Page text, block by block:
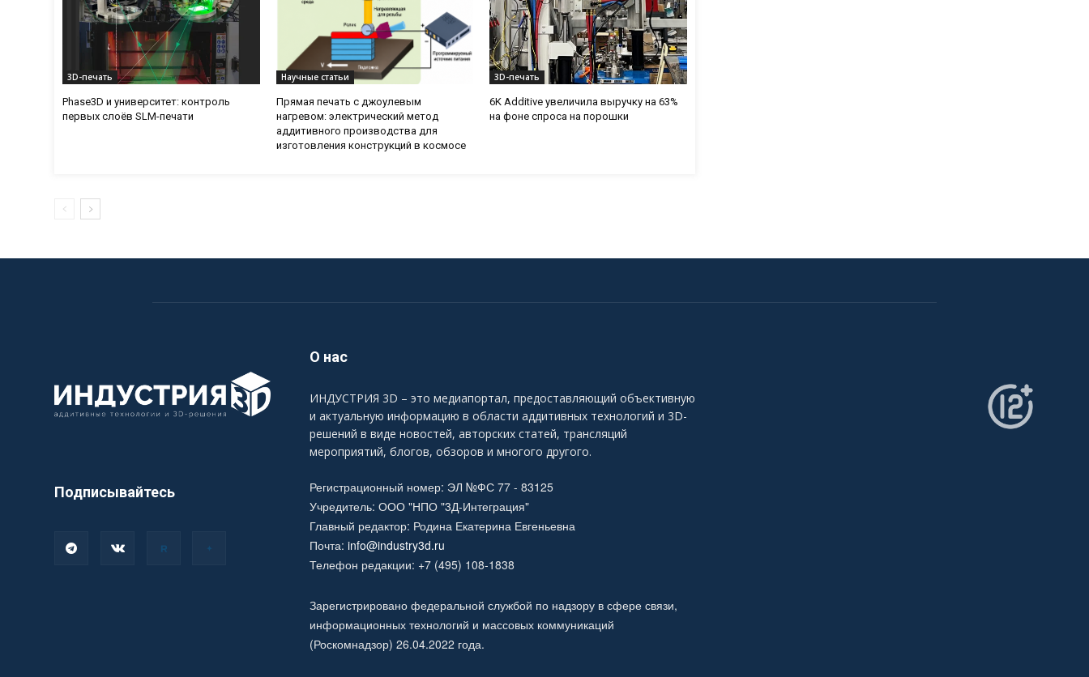
3D-печать
Phase3D и университет: контроль
первых слоёв SLM-печати
Научные статьи
Прямая печать с джоулевым
нагревом: электрический метод
аддитивного производства для
изготовления конструкций в космосе
3D-печать
6K Additive увеличила выручку на 63%
на фоне спроса на порошки
О нас
ИНДУСТРИЯ 3D – это медиапортал, предоставляющий объективную
и актуальную информацию в области аддитивных технологий и 3D-
решений в виде новостей, авторских статей, трансляций
мероприятий, блогов, обзоров и многого другого.
Подписывайтесь
Регистрационный номер: ЭЛ №ФС 77 - 83125
Учредитель: ООО "НПО "3Д-Интеграция"
Главный редактор: Родина Екатерина Евгеньевна
Почта: info@industry3d.ru
Телефон редакции: +7 (495) 108-1838
Зарегистрировано федеральной службой по надзору в сфере связи,
информационных технологий и массовых коммуникаций
(Роскомнадзор) 26.04.2022 года.